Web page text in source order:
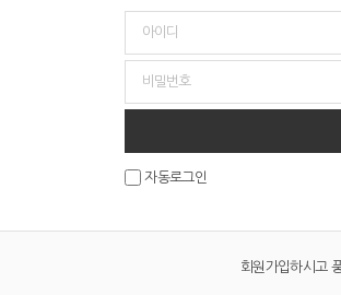
자동로그인
회원가입하시고